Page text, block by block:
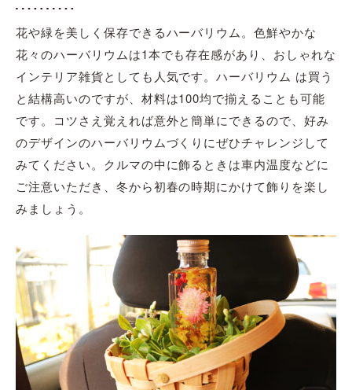
花や緑を美しく保存できるハーバリウム。色鮮やかな
花々のハーバリウムは1本でも存在感があり、おしゃれな
インテリア雑貨としても人気です。ハーバリウム は買う
と結構高いのですが、材料は100均で揃えることも可能
です。コツさえ覚えれば意外と簡単にできるので、好み
のデザインのハーバリウムづくりにぜひチャレンジして
みてください。クルマの中に飾るときは車内温度などに
ご注意いただき、冬から初春の時期にかけて飾りを楽し
みましょう。